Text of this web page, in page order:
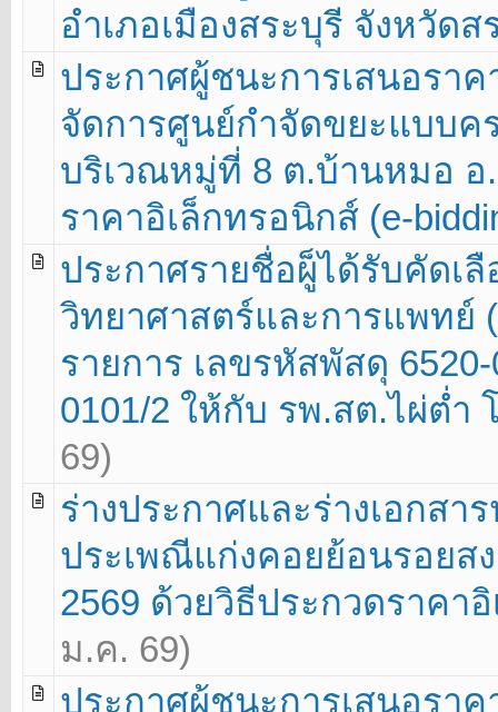
อำเภอเมืองสระบุรี จังหวัด
ประกาศผู้ชนะการเสนอราค
จัดการศูนย์กำจัดขยะแบบค
บริเวณหมู่ที่ 8 ต.บ้านหมอ อ
ราคาอิเล็กทรอนิกส์ (e-
ประกาศรายชื่อผู็ได้รับคัดเ
วิทยาศาสตร์และการแพทย์
รายการ เลขรหัสพัสดุ
0101/2 ให้กับ รพ.สต.ไผ่ต่ำ
69)
ร่างประกาศและร่างเอกสา
ประเพณีแก่งคอยย้อนรอยส
2569 ด้วยวิธีประกวดราคา
ม.ค. 69)
ประกาศผู้ชนะการเสนอราค